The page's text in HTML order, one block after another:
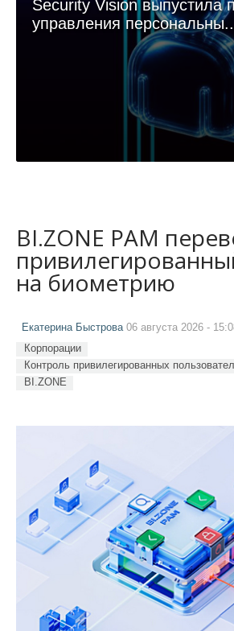
Security Vision выпустила
управления
BI.ZONE PAM
на биометрию
Екатерина Быстрова06 августа 2026 -
Корпорации
Контроль привилегированных
BI.ZONE